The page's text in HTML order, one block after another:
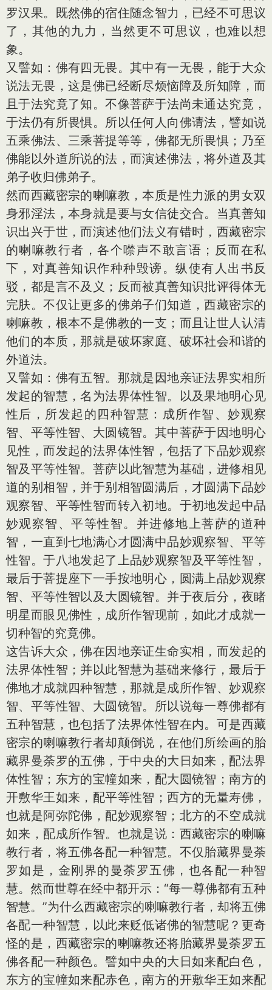
罗汉果。既然佛的宿住随念智力，已经不可思议
了，其他的九力，当然更不可思议，也难以想
象。
又譬如：佛有四无畏。其中有一无畏，能于大众
说法无畏，这是佛已经断尽烦恼障及所知障，而
且于法究竟了知。不像菩萨于法尚未通达究竟，
于法仍有所畏惧。所以任何人向佛请法，譬如说
五乘佛法、三乘菩提等等，佛都无所畏惧；乃至
佛能以外道所说的法，而演述佛法，将外道及其
弟子收归佛弟子。
然而西藏密宗的喇嘛教，本质是性力派的男女双
身邪淫法，本身就是要与女信徒交合。当真善知
识出兴于世，而演述他们法义有错时，西藏密宗
的喇嘛教行者，各个噤声不敢言语；反而在私
下，对真善知识作种种毁谤。纵使有人出书反
驳，都是言不及义；反而被真善知识批评得体无
完肤。不仅让更多的佛弟子们知道，西藏密宗的
喇嘛教，根本不是佛教的一支；而且让世人认清
他们的本质，那就是破坏家庭、破坏社会和谐的
外道法。
又譬如：佛有五智。那就是因地亲证法界实相所
发起的智慧，名为法界体性智。以及果地明心见
性后，所发起的四种智慧：成所作智、妙观察
智、平等性智、大圆镜智。其中菩萨于因地明心
见性，而发起的法界体性智，包括了下品妙观察
智及平等性智。菩萨以此智慧为基础，进修相见
道的别相智，并于别相智圆满后，才圆满下品妙
观察智、平等性智而转入初地。于初地发起中品
妙观察智、平等性智。并进修地上菩萨的道种
智，一直到七地满心才圆满中品妙观察智、平等
性智。于八地发起了上品妙观察智及平等性智，
最后于菩提座下一手按地明心，圆满上品妙观察
智、平等性智以及大圆镜智。并于夜后分，夜睹
明星而眼见佛性，成所作智现前，如此才成就一
切种智的究竟佛。
这告诉大众，佛在因地亲证生命实相，而发起的
法界体性智；并以此智慧为基础来修行，最后于
佛地才成就四种智慧，那就是成所作智、妙观察
智、平等性智、大圆镜智。所以说每一尊佛都有
五种智慧，也包括了法界体性智在内。可是西藏
密宗的喇嘛教行者却颠倒说，在他们所绘画的胎
藏界曼荼罗的五佛，于中央的大日如来，配法界
体性智；东方的宝幢如来，配大圆镜智；南方的
开敷华王如来，配平等性智；西方的无量寿佛，
也就是阿弥陀佛，配妙观察智；北方的不空成就
如来，配成所作智。也就是说：西藏密宗的喇嘛
教行者，将五佛各配一种智慧。不仅胎藏界曼荼
罗如是，金刚界的曼荼罗五佛，也各配一种智
慧。然而世尊在经中都开示：“每一尊佛都有五种
智慧。”为什么西藏密宗的喇嘛教行者，却将五佛
各配一种智慧，以此来贬低诸佛的智慧呢？更奇
怪的是，西藏密宗的喇嘛教还将胎藏界曼荼罗五
佛各配一种颜色。譬如中央的大日如来配白色，
东方的宝幢如来配赤色，南方的开敷华王如来配